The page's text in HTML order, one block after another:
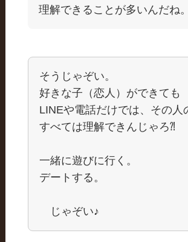
理解できることが多いんだね。
そうじゃぞい。
好きな子（恋人）ができても
LINEや電話だけでは、その人
すべては理解できんじゃろ⁈
一緒に遊びに行く。
デートする。
じゃぞい♪